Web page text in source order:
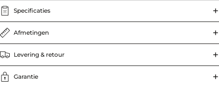
Specificaties
Afmetingen
Levering & retour
Garantie